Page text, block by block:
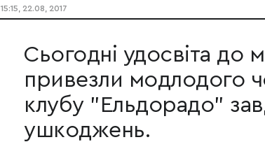
15:15, 22.08, 2017
Сьогодні удосвіта до
привезли модлодого
клубу "Ельдорадо"
ушкоджень.